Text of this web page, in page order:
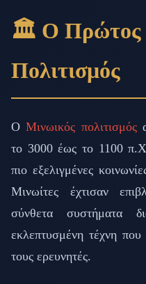
🏛️ Ο Πρώτος
Πολιτισμός
ΟΜινωικός πολιτισμός
το 3000 έως το 1100
πιο εξελιγμένες
Μινωίτες έχτισαν
σύνθετα συστήματα
εκλεπτυσμένη τέχνη που
τους ερευνητές.